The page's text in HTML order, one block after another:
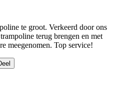
te groot. Verkeerd door ons
terug brengen en met
meegenomen. Top service!